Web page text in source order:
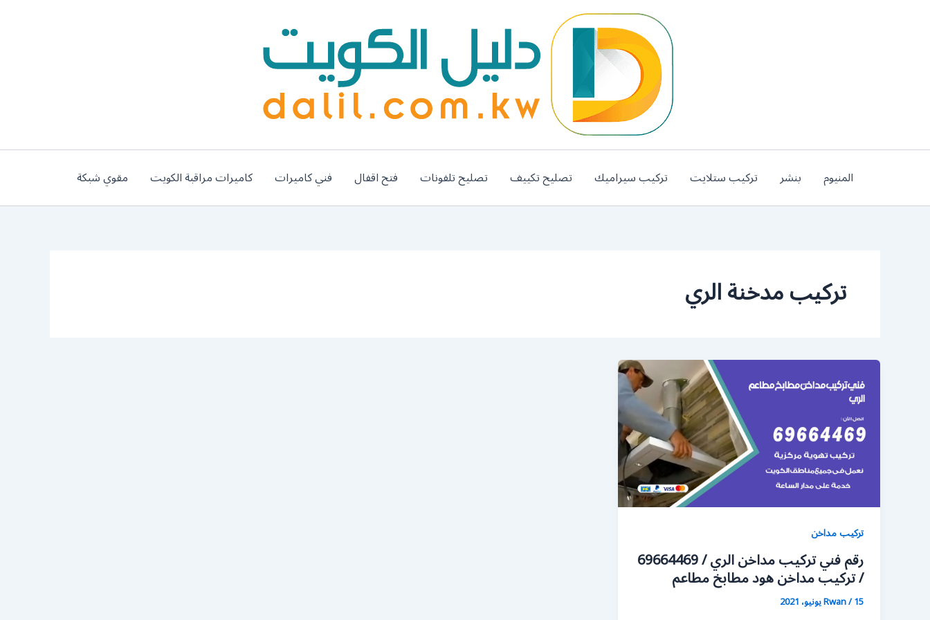
المنيوم بنشر تركيب ستلايت تركيب سيراميك تصليح تكييف تصليح تلفونات فتح اقفال فني كاميرات كاميرات مراقبة الكويت مقوي شبكة
تركيب مدخنة الري
تركيب مداخن
رقم فني تركيب مداخن الري / 69664469
/ تركيب مداخن هود مطابخ مطاعم
Rwan/15 يونيو، 2021